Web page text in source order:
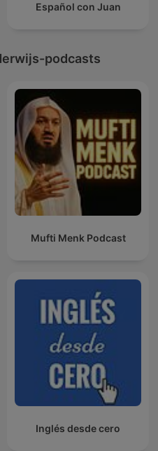
Español con Juan
podcasts
Mufti Menk Podcast
Inglés desde cero